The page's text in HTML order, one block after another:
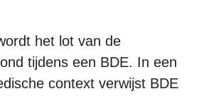
het lot van de
tijdens een BDE. In een
context verwijst BDE